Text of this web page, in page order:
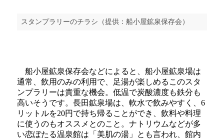
スタンプラリーのチラシ（提供：船小屋鉱泉保存会）
船小屋鉱泉保存会などによると、船小屋鉱泉場は
通常、飲用のみの利用で、足湯が楽しめるこのスタ
ンプラリーは貴重な機会。低温で炭酸濃度も鉄分も
高いそうです。長田鉱泉場は、軟水で飲みやすく、6
リットルを20円で持ち帰ることができ、飲料や料理
に使うのもオススメとのこと。ナトリウムなどが多
い恋ぼたる温泉館は「美肌の湯」とも言われ、館内